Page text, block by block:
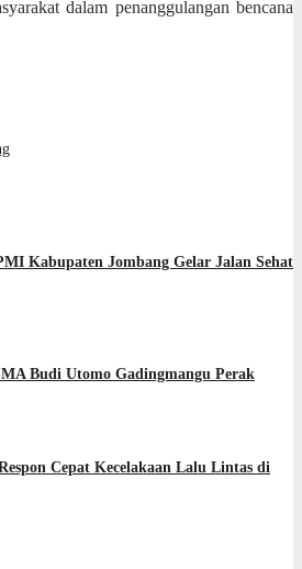
dalam penanggulangan bencana
Kabupaten Jombang Gelar Jalan Sehat
Budi Utomo Gadingmangu Perak
Cepat Kecelakaan Lalu Lintas di